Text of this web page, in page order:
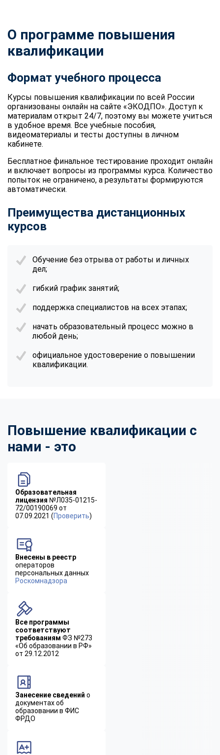
О программе повышения
квалификации
Формат учебного процесса
Курсы повышения квалификации по всей России
организованы онлайн на сайте «ЭКОДПО». Доступ к
материалам открыт 24/7, поэтому вы можете учиться
в удобное время. Все учебные пособия,
видеоматериалы и тесты доступны в личном
кабинете.
Бесплатное финальное тестирование проходит онлайн
и включает вопросы из программы курса. Количество
попыток не ограничено, а результаты формируются
автоматически.
Преимущества дистанционных
курсов
Обучение без отрыва от работы и личных
дел;
гибкий график занятий;
поддержка специалистов на всех этапах;
начать образовательный процесс можно в
любой день;
официальное удостоверение о повышении
квалификации.
Повышение квалификации с
нами - это
Образовательная
лицензия №Л035-01215-
72/00190069 от
07.09.2021 (Проверить)
Внесены в реестр
операторов
персональных данных
Роскомнадзора
Все программы
соответствуют
требованиям ФЗ №273
«Об образовании в РФ»
от 29.12.2012
Занесение сведений о
документах об
образовании в ФИС
ФРДО